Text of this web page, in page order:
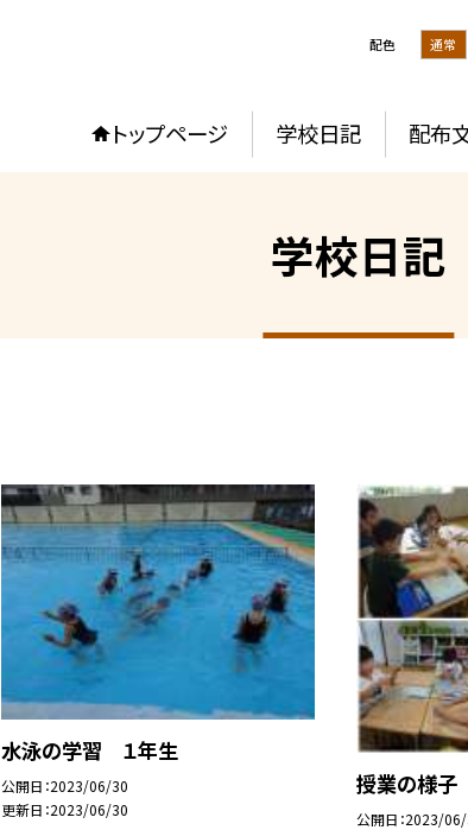
配色 通常
トップページ 学校日記 配布
学校日記
水泳の学習 １年生
公開日 2023/06/30
更新日 2023/06/30
授業の様
公開日 2023/